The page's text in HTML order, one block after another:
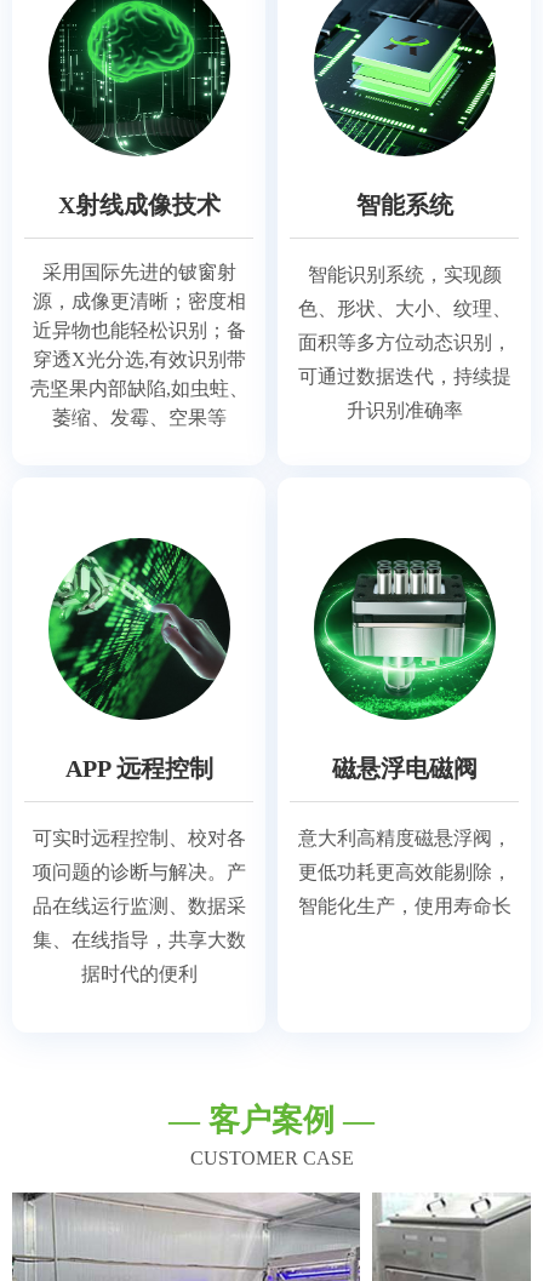
X射线成像技术
采用国际先进的铍窗射
源，成像更清晰； 密度相
近异物也能轻松识别； 备
穿透X光分选,有效识别带
壳坚果内部缺陷,如虫蛀、
萎缩、发霉、空果等
— 客户案例 —
CUSTOMER CASE
APP 远程控制
可实时远程控制、校对各
项问题的诊断与解决。产
品在线运行监测、数据采
集、在线指导，共享大数
据时代的便利
智能系统
智能识别系统，实现颜
色、形状、大小、纹理、
面积等多方位动态识别，
可通过数据迭代，持续提
升识别准确率
磁悬浮电磁阀
意大利高精度磁悬浮阀，
更低功耗更高效能剔除，
智能化生产，使用寿命长